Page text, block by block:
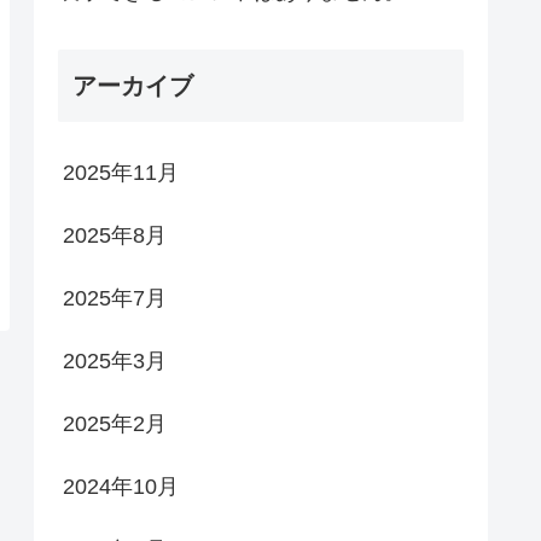
アーカイブ
2025年11月
2025年8月
2025年7月
2025年3月
2025年2月
2024年10月